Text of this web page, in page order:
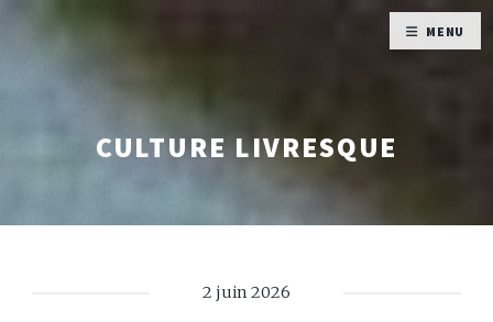
CULTURE LIVRESQUE
2 juin 2026
MENU